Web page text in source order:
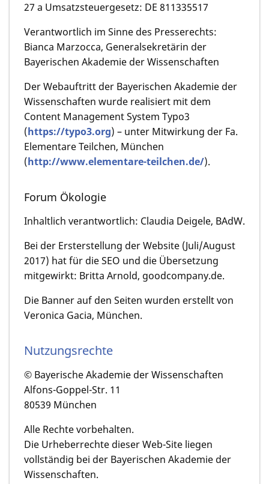
27 a Umsatzsteuergesetz: DE 811335517
Verantwortlich im Sinne des Presserechts:
Bianca Marzocca, Generalsekretärin der
Bayerischen Akademie der Wissenschaften
Der Webauftritt der Bayerischen Akademie der
Wissenschaften wurde realisiert mit dem
Content Management System Typo3
(https://typo3.org) – unter Mitwirkung der Fa.
Elementare Teilchen, München
(http://www.elementare-teilchen.de/).
Forum Ökologie
Inhaltlich verantwortlich: Claudia Deigele, BAdW.
Bei der Ersterstellung der Website (Juli/August
2017) hat für die SEO und die Übersetzung
mitgewirkt: Britta Arnold, goodcompany.de.
Die Banner auf den Seiten wurden erstellt von
Veronica Gacia, München.
Nutzungsrechte
© Bayerische Akademie der Wissenschaften
Alfons-Goppel-Str. 11
80539 München
Alle Rechte vorbehalten.
Die Urheberrechte dieser Web-Site liegen
vollständig bei der Bayerischen Akademie der
Wissenschaften.